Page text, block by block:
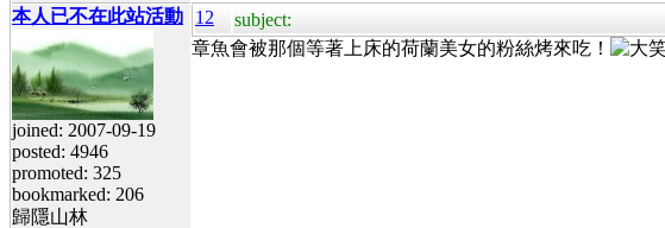
本人已不在此站活動
joined: 2007-09-19
posted: 4946
promoted: 325
bookmarked: 206
歸隱山林
12 subject:
章魚會被那個等著上床的荷蘭美女的粉絲烤來吃！